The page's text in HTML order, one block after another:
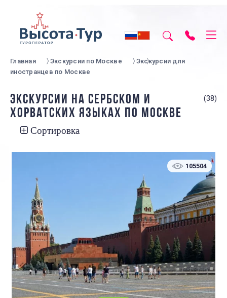
Главная Экскурсии по Москве
Экскурсии для
иностранцев по Москве
ЭКСКУРСИИ НА СЕРБСКОМ И
ХОРВАТСКИХ ЯЗЫКАХ ПО МОСКВЕ
(38)
Сортировка
105504